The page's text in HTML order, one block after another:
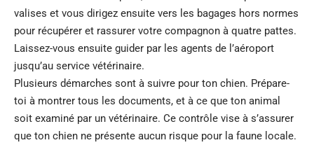
valises et vous dirigez ensuite vers les bagages hors normes
pour récupérer et rassurer votre compagnon à quatre pattes.
Laissez-vous ensuite guider par les agents de l’aéroport
jusqu’au service vétérinaire.
Plusieurs démarches sont à suivre pour ton chien. Prépare-
toi à montrer tous les documents, et à ce que ton animal
soit examiné par un vétérinaire. Ce contrôle vise à s’assurer
que ton chien ne présente aucun risque pour la faune locale.